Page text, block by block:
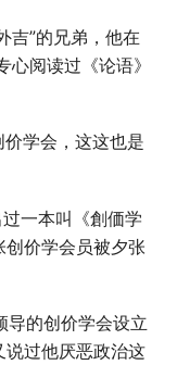
吉”的兄弟，他在
阅读过《论语》
学会，这这也是
一本叫《創価学
价学会员被夕张
导的创价学会设立
过他厌恶政治这